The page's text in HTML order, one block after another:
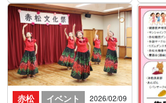
赤松 イベント 2026/02/09